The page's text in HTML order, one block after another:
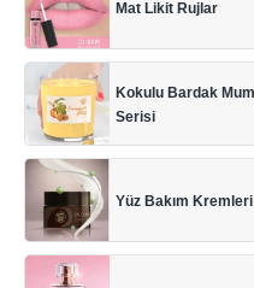
Mat Likit Rujlar
Kokulu Bardak Mum
Serisi
Yüz Bakım Kremleri